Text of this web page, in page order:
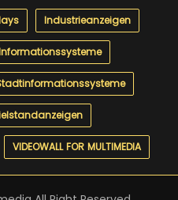
Industrieanzeigen
Informationssysteme
VIDEOWALL FOR MULTIMEDIA